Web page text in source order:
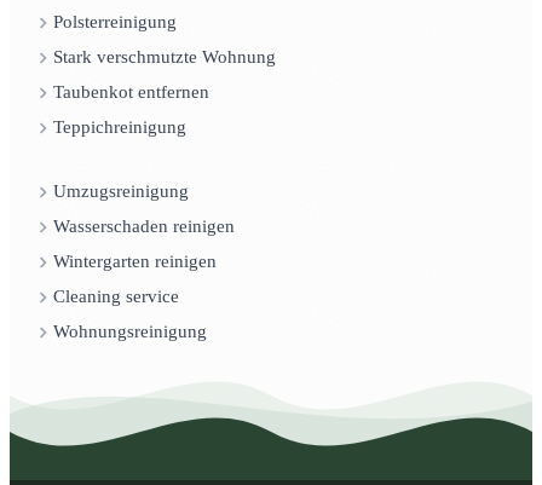
Polsterreinigung
Stark verschmutzte Wohnung
Taubenkot entfernen
Teppichreinigung
Umzugsreinigung
Wasserschaden reinigen
Wintergarten reinigen
Cleaning service
Wohnungsreinigung